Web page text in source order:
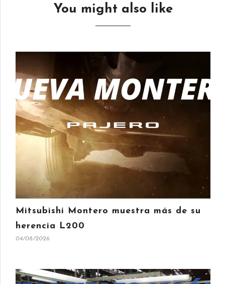
You might also like
Mitsubishi Montero muestra más de su
herencia L200
04/08/2026